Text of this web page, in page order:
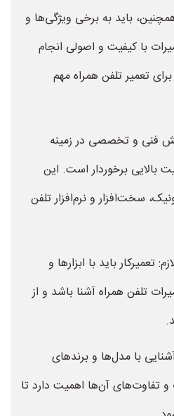
باید به برخی ویژگی‌ها و
با کیفیت و اصولی انجام
تعمیر تلفن همراه مهم
فنی و تخصصی در زمینه
بالایی برخوردار است. این
سخت‌افزار و نرم‌افزار تلفن
تعمیرکار باید با ابزارها و
تلفن همراه آشنا باشد و از
با مدل‌ها و برندهای
تفاوت‌های آن‌ها اهمیت دارد تا